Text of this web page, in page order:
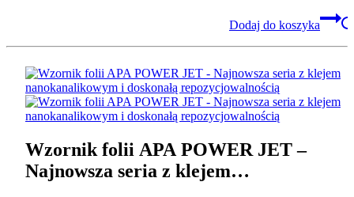
Dodaj do koszyka
Wzornik folii APA POWER JET –
Najnowsza seria z klejem